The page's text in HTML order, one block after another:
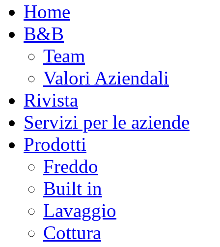
Home
B&B
Team
Valori Aziendali
Rivista
Servizi per le aziende
Prodotti
Freddo
Built in
Lavaggio
Cottura